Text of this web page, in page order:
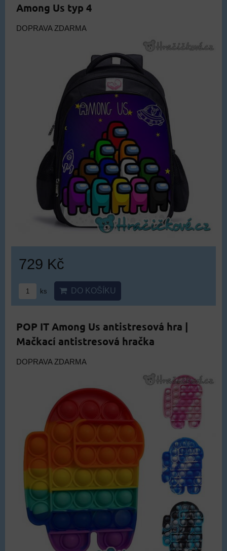
Among Us typ 4
DOPRAVA ZDARMA
729 Kč
ks DO KOŠÍKU
POP IT Among Us antistresová hra |
Mačkací antistresová hračka
DOPRAVA ZDARMA